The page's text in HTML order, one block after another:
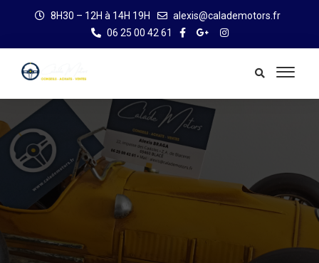
8H30 – 12H à 14H 19H
alexis@calademotors.fr
06 25 00 42 61